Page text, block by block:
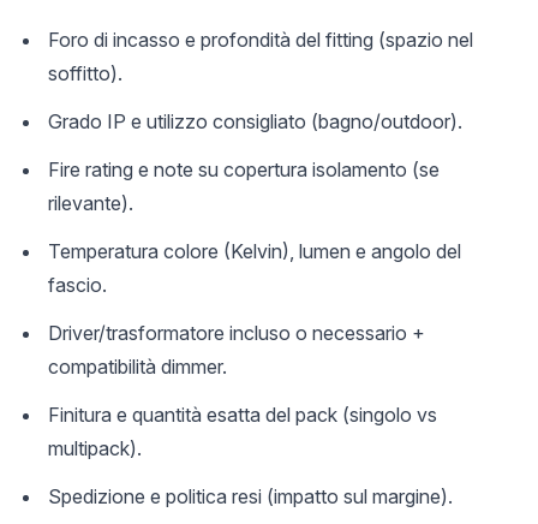
Foro di incasso e profondità del fitting (spazio nel
soffitto).
Grado IP e utilizzo consigliato (bagno/outdoor).
Fire rating e note su copertura isolamento (se
rilevante).
Temperatura colore (Kelvin), lumen e angolo del
fascio.
Driver/trasformatore incluso o necessario +
compatibilità dimmer.
Finitura e quantità esatta del pack (singolo vs
multipack).
Spedizione e politica resi (impatto sul margine).